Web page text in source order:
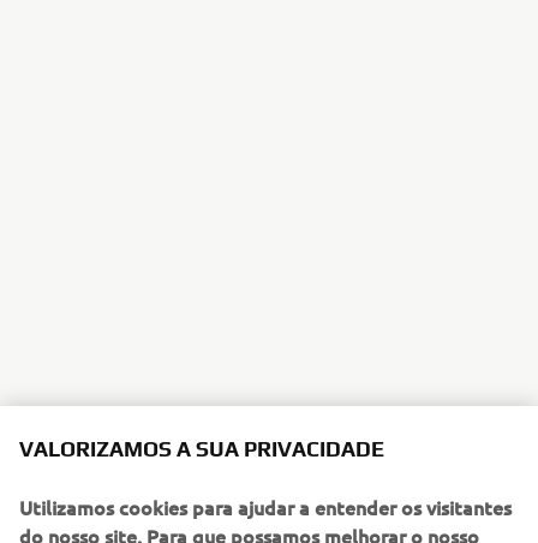
VALORIZAMOS A SUA PRIVACIDADE
Utilizamos cookies para ajudar a entender os visitantes
do nosso site. Para que possamos melhorar o nosso